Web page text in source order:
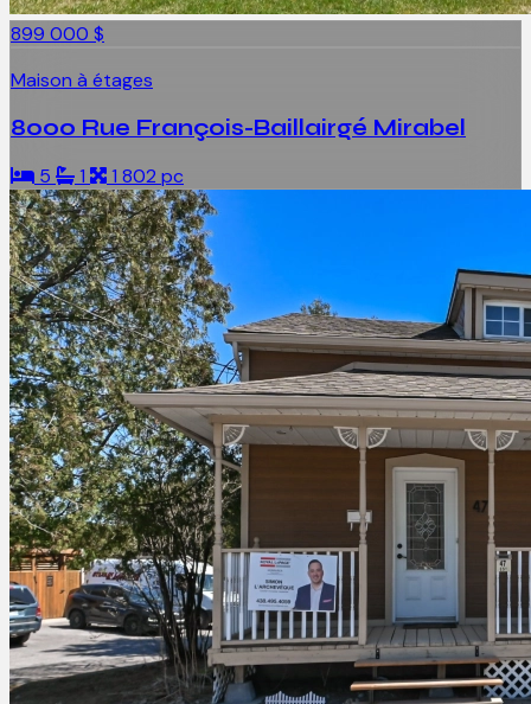
899 000 $
Maison à étages
8000 Rue François-Baillairgé Mirabel
5 1 1 802 pc